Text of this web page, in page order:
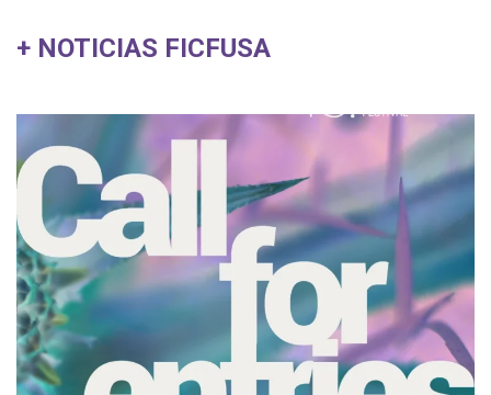
+ NOTICIAS FICFUSA